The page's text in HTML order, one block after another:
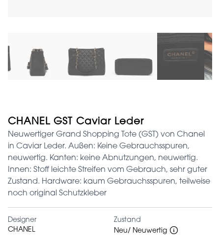
CHANEL GST Caviar Leder
Neuwertiger Grand Shopping Tote (GST) von Chanel
in Caviar Leder. Außen: Keine Gebrauchsspuren,
neuwertig. Kanten: keine Abnutzungen, neuwertig.
Innen: Stoff leichte Streifen vom Gebrauch, sehr guter
Zustand. Hardware: kaum Gebrauchsspuren, teilweise
noch original Schutzkleber
Designer
CHANEL
Zustand
Neu/ Neuwertig